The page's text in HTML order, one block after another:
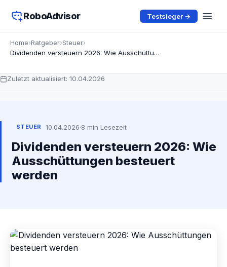
RoboAdvisor Testsieger →
Home›Ratgeber›Steuer›
Dividenden versteuern 2026: Wie Ausschüttungen besteuert werden
Zuletzt aktualisiert: 10.04.2026
STEUER 10.04.2026·8 min Lesezeit
Dividenden versteuern 2026: Wie
Ausschüttungen besteuert
werden